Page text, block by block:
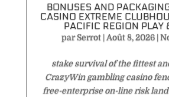
BONUSES AND
CASINO EXTREME
PACIFIC REGION PLAY
parSerrot| Août 8, 2026|
stake survival of the fittest
CrazyWin gambling casino
free-enterprise on-line risk